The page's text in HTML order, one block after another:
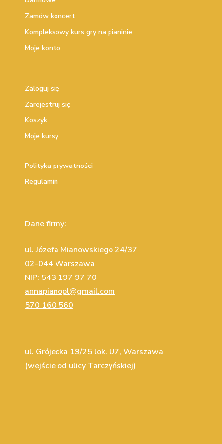
Zamów koncert
Kompleksowy kurs gry na pianinie
Moje konto
Zaloguj się
Zarejestruj się
Koszyk
Moje kursy
Polityka prywatności
Regulamin
Dane firmy:
ul. Józefa Mianowskiego 24/37
02-044 Warszawa
NIP: 543 197 97 70
annapianopl@gmail.com
570 160 560
ul. Grójecka 19/25 lok. U7, Warszawa
(wejście od ulicy Tarczyńskiej)